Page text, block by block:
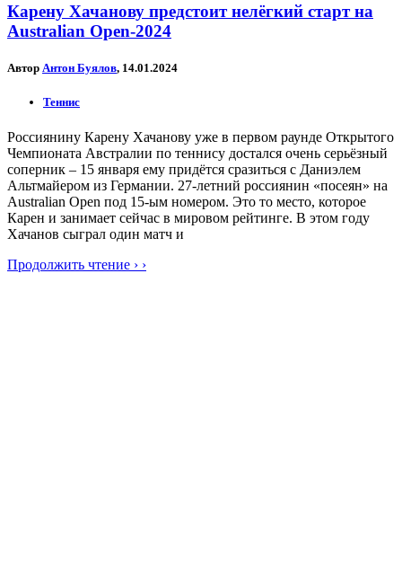
Карену Хачанову предстоит нелёгкий старт на
Australian Open-2024
Автор Антон Буялов, 14.01.2024
Теннис
Россиянину Карену Хачанову уже в первом раунде Открытого
Чемпионата Австралии по теннису достался очень серьёзный
соперник – 15 января ему придётся сразиться с Даниэлем
Альтмайером из Германии. 27-летний россиянин «посеян» на
Australian Open под 15-ым номером. Это то место, которое
Карен и занимает сейчас в мировом рейтинге. В этом году
Хачанов сыграл один матч и
Продолжить чтение › ›